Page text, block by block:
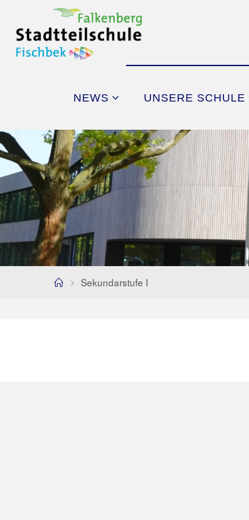
content
NEWS UNSERE SCHULE
HomeSekundarstufe I